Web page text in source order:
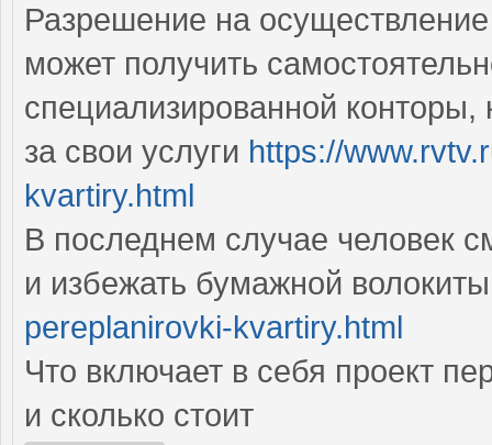
Разрешение на
может получить
специализированной конторы,
за свои услуги https://
kvartiry.html
В последнем случае человек
и избежать бумажной
pereplanirovki-kvartiry.html
Что включает в себя проект
и сколько стоит